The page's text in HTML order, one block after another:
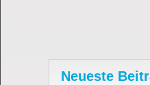
Neueste